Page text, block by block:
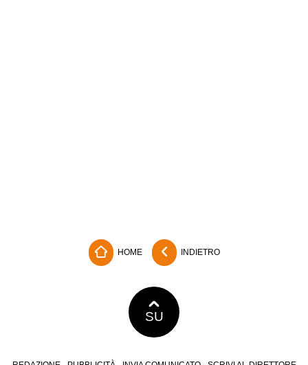
HOME INDIETRO
SU